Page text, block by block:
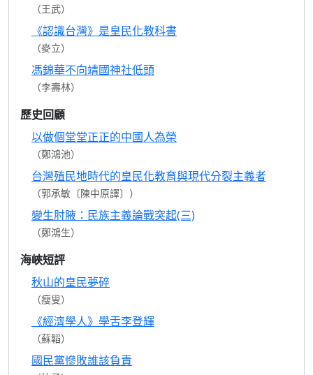
（王武）
《認識台灣》是皇民化教科書
（麥立）
馮錦華不向靖國神社低頭
（李壽林）
歷史回顧
以做個堂堂正正的中國人為榮
（鄭鴻池）
台灣殖民地時代的皇民化教育與現代分裂主義者
（郭承敏〔陳中原譯〕）
變生肘腋：民族主義論戰突起(三)
（鄭鴻生）
海峽短評
秋山的皇民夢碎
（瘦叟）
《經濟學人》學舌李登輝
（蘇韜）
國民黨慘敗誰該負責